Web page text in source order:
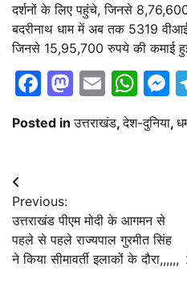
दर्शनों के लिए पहुंचे, जिनसे
बदरीनाथ धाम में अब तक 5319
जिनसे 15,95,700 रुपये की कमाई
Facebook
Email
Posted inउत्तराखंड,देश-दुनिया,
Post
navigation
Previous:
उत्तराखंड पीएम मोदी के आगमन से
पहले से पहले राज्यपाल गुरमीत सिंह
ने किया सीमावर्ती इलाकों के दौरा,,,,,,